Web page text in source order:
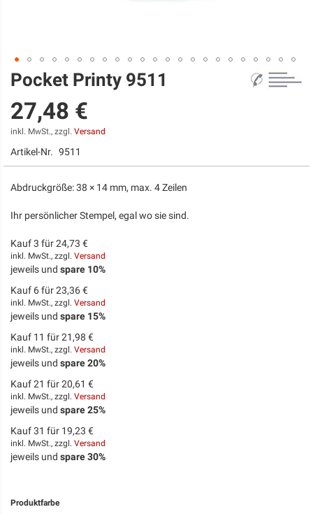
Zum
Anfang
der
Bildgalerie
springen
Pocket Printy 9511
27,48 €
inkl. MwSt., zzgl. Versand
Artikel-Nr. 9511
Abdruckgröße: 38 × 14 mm, max. 4 Zeilen
Ihr persönlicher Stempel, egal wo sie sind.
Kauf 3 für24,73 €
inkl. MwSt., zzgl. Versand
jeweils und spare 10%
Kauf 6 für23,36 €
inkl. MwSt., zzgl. Versand
jeweils und spare 15%
Kauf 11 für21,98 €
inkl. MwSt., zzgl. Versand
jeweils und spare20%
Kauf 21 für20,61 €
inkl. MwSt., zzgl. Versand
jeweils und spare25%
Kauf 31 für 19,23 €
inkl. MwSt., zzgl. Versand
jeweils und spare30%
Produktfarbe